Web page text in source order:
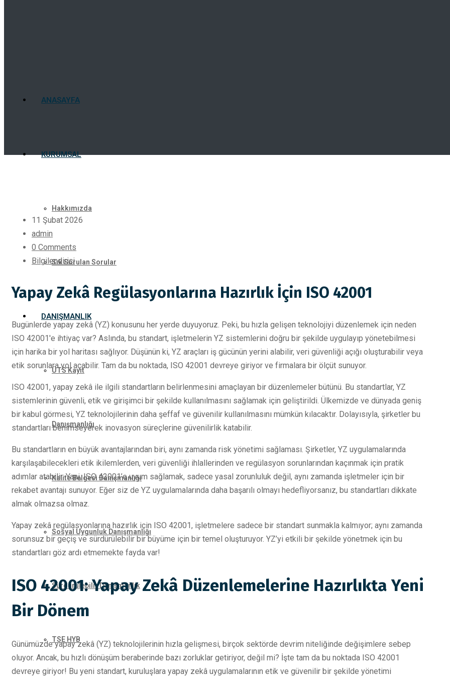
ANASAYFA
KURUMSAL
Hakkımızda
Sık Sorulan Sorular
DANIŞMANLIK
ÜTS Kayıt
Danışmanlığı
Kalite Belgesi Danışmanlığı
Sosyal Uygunluk Danışmanlığı
Sürdürülebilir Danışmanlık
TSE HYB
11 Şubat 2026
admin
0 Comments
Bilgilendirici
Yapay Zekâ Regülasyonlarına Hazırlık İçin ISO 42001
Bugünlerde yapay zekâ (YZ) konusunu her yerde duyuyoruz. Peki, bu hızla gelişen teknolojiyi düzenlemek için neden
ISO 42001'e ihtiyaç var? Aslında, bu standart, işletmelerin YZ sistemlerini doğru bir şekilde uygulayıp yönetebilmesi
için harika bir yol haritası sağlıyor. Düşünün ki, YZ araçları iş gücünün yerini alabilir, veri güvenliği açığı oluşturabilir veya
etik sorunlara yol açabilir. Tam da bu noktada, ISO 42001 devreye giriyor ve firmalara bir ölçüt sunuyor.
ISO 42001, yapay zekâ ile ilgili standartların belirlenmesini amaçlayan bir düzenlemeler bütünü. Bu standartlar, YZ
sistemlerinin güvenli, etik ve girişimci bir şekilde kullanılmasını sağlamak için geliştirildi. Ülkemizde ve dünyada geniş
bir kabul görmesi, YZ teknolojilerinin daha şeffaf ve güvenilir kullanılmasını mümkün kılacaktır. Dolayısıyla, şirketler bu
standartları benimseyerek inovasyon süreçlerine güvenilirlik katabilir.
Bu standartların en büyük avantajlarından biri, aynı zamanda risk yönetimi sağlaması. Şirketler, YZ uygulamalarında
karşılaşabilecekleri etik ikilemlerden, veri güvenliği ihlallerinden ve regülasyon sorunlarından kaçınmak için pratik
adımlar atabilir. Yani, ISO 42001’e uyum sağlamak, sadece yasal zorunluluk değil, aynı zamanda işletmeler için bir
rekabet avantajı sunuyor. Eğer siz de YZ uygulamalarında daha başarılı olmayı hedefliyorsanız, bu standartları dikkate
almak olmazsa olmaz.
Yapay zekâ regülasyonlarına hazırlık için ISO 42001, işletmelere sadece bir standart sunmakla kalmıyor; aynı zamanda
sorunsuz bir geçiş ve sürdürülebilir bir büyüme için bir temel oluşturuyor. YZ’yi etkili bir şekilde yönetmek için bu
standartları göz ardı etmemekte fayda var!
ISO 42001: Yapay Zekâ Düzenlemelerine Hazırlıkta Yeni
Bir Dönem
Günümüzde yapay zekâ (YZ) teknolojilerinin hızla gelişmesi, birçok sektörde devrim niteliğinde değişimlere sebep
oluyor. Ancak, bu hızlı dönüşüm beraberinde bazı zorluklar getiriyor, değil mi? İşte tam da bu noktada ISO 42001
devreye giriyor! Bu yeni standart, kuruluşlara yapay zekâ uygulamalarının etik ve güvenilir bir şekilde yönetimi